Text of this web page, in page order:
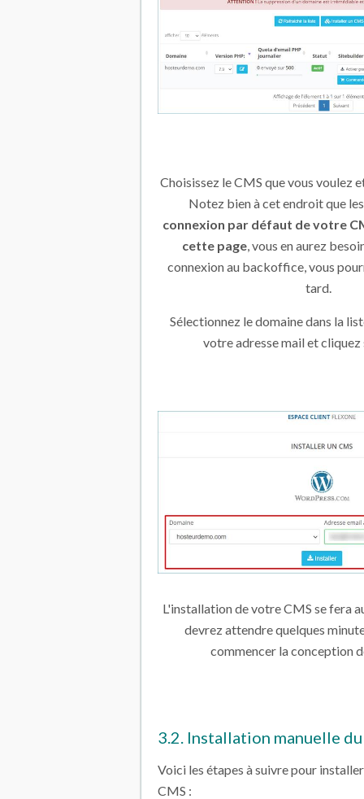
Choisissez le CMS que vous voulez
Notez bien à cet endroit que
connexion par défaut de votre
cette page, vous en aurez
connexion au backoffice, vous
tard.
Sélectionnez le domaine dans la
votre adresse mail et
L'installation de votre CMS se fera
devrez attendre quelques
commencer la conception
3.2. Installation manuelle
Voici les étapes à suivre pour
CMS :